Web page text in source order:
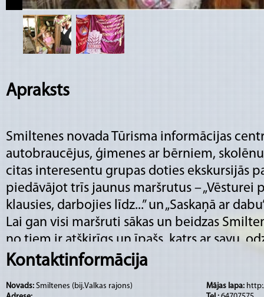
Apraksts
Smiltenes novada Tūrisma informācijas
autobraucējus, ģimenes ar bērniem,
citas interesentu grupas doties ekskursijās
piedāvājot trīs jaunus maršrutus – „Vēsturei
klausies, darbojies līdz...” un „Saskaņā ar
Lai gan visi maršruti sākas un beidzas
no tiem ir atšķirīgs un īpašs, katrs ar savu
Maršruts „Vēsturei pa pēdām” vairāk ietver
piemēram, Smiltenes un Palsmanes
arī Smiltenes, Palsmanes, Aumeisteru un
Kontaktinformācija
Novads: Smiltenes (bij.Valkas rajons)
Mājas lapa: